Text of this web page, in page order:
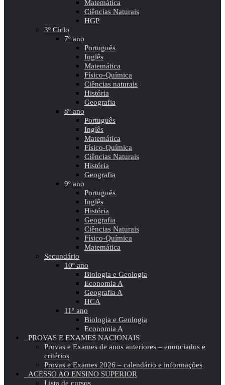
Matemática
Ciências Naturais
HGP
3º Ciclo
7º ano
Português
Inglês
Matemática
Físico-Química
Ciências naturais
História
Geografia
8º ano
Português
Inglês
Matemática
Físico-Química
Ciências Naturais
História
Geografia
9º ano
Português
Inglês
História
Geografia
Ciências Naturais
Físico-Química
Matemática
Secundário
10º ano
Biologia e Geologia
Economia A
Geografia A
HCA
11º ano
Biologia e Geologia
Economia A
PROVAS E EXAMES NACIONAIS
Provas e Exames de anos anteriores – enunciados e
critérios
Provas e Exames 2026 – calendário e informações
ACESSO AO ENSINO SUPERIOR
Lista de cursos